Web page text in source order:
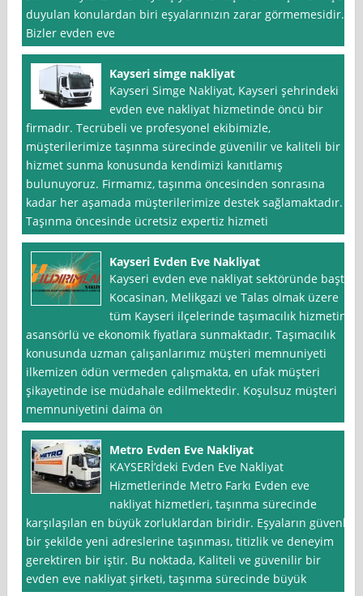
duyulan konulardan biri eşyalarınızın zarar görmemesidir.
Bizler evden eve
Kayseri simge nakliyat
Kayseri Simge Nakliyat, Kayseri şehrindeki
evden eve nakliyat hizmetinde öncü bir
firmadır. Tecrübeli ve profesyonel ekibimizle,
müşterilerimize taşınma sürecinde güvenilir ve kaliteli bir
hizmet sunma konusunda kendimizi kanıtlamış
bulunuyoruz. Firmamız, taşınma öncesinden sonrasına
kadar her aşamada müşterilerimize destek sağlamaktadır.
Taşınma öncesinde ücretsiz expertiz hizmeti
Kayseri Evden Eve Nakliyat
Kayseri evden eve nakliyat sektöründe başta
Kocasinan, Melikgazi ve Talas olmak üzere
tüm Kayseri ilçelerinde taşımacılık hizmetini
asansörlü ve ekonomik fiyatlara sunmaktadır. Taşımacılık
konusunda uzman çalışanlarımız müşteri memnuniyeti
ilkemizen ödün vermeden çalışmakta, en ufak müşteri
şikayetinde ise müdahale edilmektedir. Koşulsuz müşteri
memnuniyetini daima ön
Metro Evden Eve Nakliyat
KAYSERİ’deki Evden Eve Nakliyat
Hizmetlerinde Metro Farkı Evden eve
nakliyat hizmetleri, taşınma sürecinde
karşılaşılan en büyük zorluklardan biridir. Eşyaların güvenli
bir şekilde yeni adreslerine taşınması, titizlik ve deneyim
gerektiren bir iştir. Bu noktada, Kaliteli ve güvenilir bir
evden eve nakliyat şirketi, taşınma sürecinde büyük